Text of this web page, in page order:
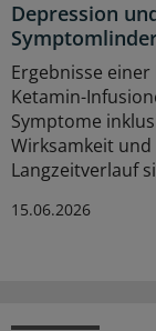
Depression
Ergebnisse
Ketamin-
Symptome
Wirksamkeit
Langzeitverlauf
15.06.2026